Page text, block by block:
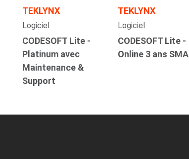
TEKLYNX
Logiciel
CODESOFT Lite -
Platinum avec
Maintenance &
Support
TEKLYNX
Logiciel
CODESOFT Lite -
Online 3 ans SMA